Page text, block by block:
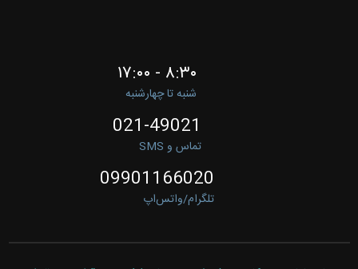
۸:۳۰ - ۱۷:۰۰
شنبه تا چهارشنبه
021-49021
تماس و SMS
09901166020
تلگرام/واتس‌اپ